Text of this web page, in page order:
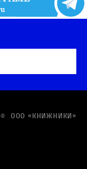
© OOO «КНИЖНИКИ»